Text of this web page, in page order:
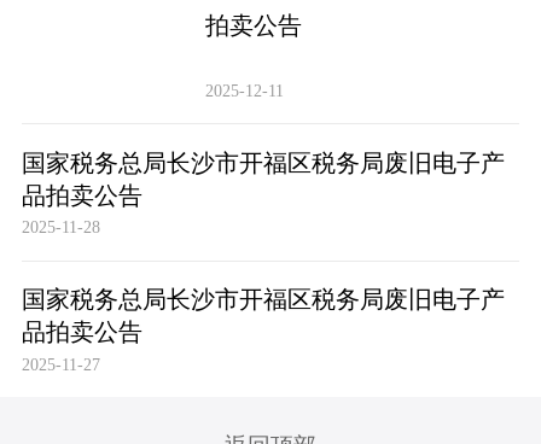
拍卖公告
2025-12-11
国家税务总局长沙市开福区税务局废旧电子产
品拍卖公告
2025-11-28
国家税务总局长沙市开福区税务局废旧电子产
品拍卖公告
2025-11-27